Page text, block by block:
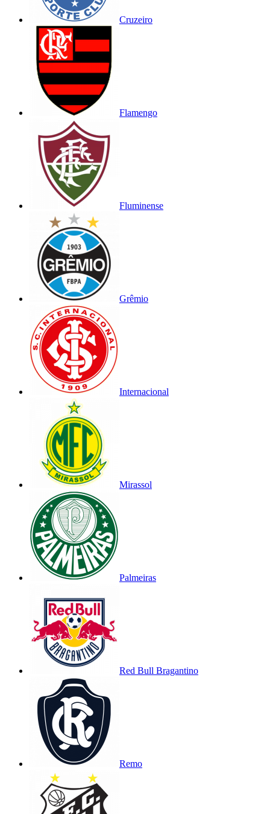
Cruzeiro
Flamengo
Fluminense
Grêmio
Internacional
Mirassol
Palmeiras
Red Bull Bragantino
Remo